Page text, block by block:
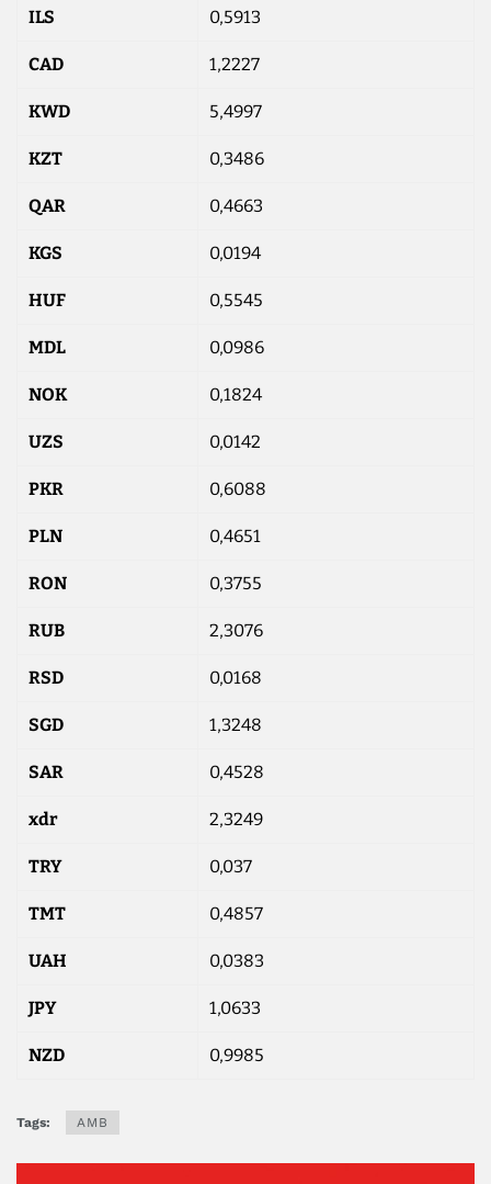
ILS 0,5913
CAD 1,2227
KWD 5,4997
KZT 0,3486
QAR 0,4663
KGS 0,0194
HUF 0,5545
MDL 0,0986
NOK 0,1824
UZS 0,0142
PKR 0,6088
PLN 0,4651
RON 0,3755
RUB 2,3076
RSD 0,0168
SGD 1,3248
SAR 0,4528
xdr 2,3249
TRY 0,037
TMT 0,4857
UAH 0,0383
JPY 1,0633
NZD 0,9985
Tags: AMB